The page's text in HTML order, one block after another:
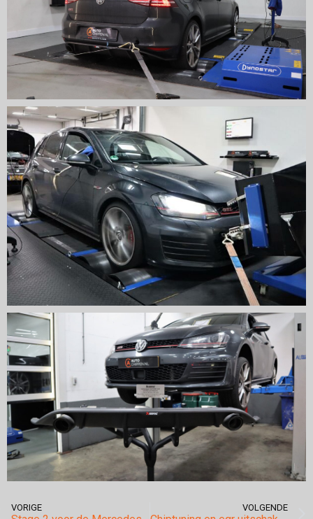
VORIGE VOLGENDE